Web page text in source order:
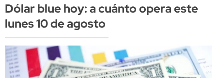
Dólar blue hoy: a cuánto opera este
lunes 10 de agosto